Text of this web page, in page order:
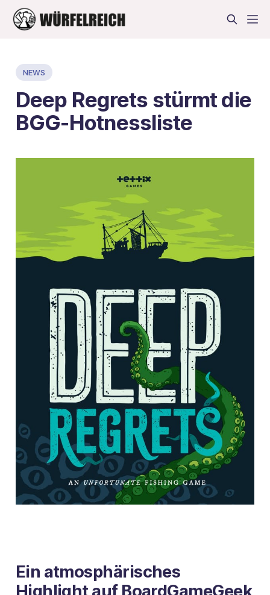
NEWS
Deep Regrets stürmt die
BGG-Hotnessliste
Ein atmosphärisches
Highlight auf BoardGameGeek